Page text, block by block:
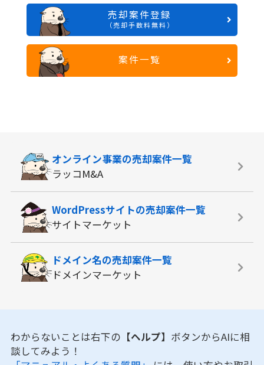
売却案件登録
（売却手数料無料）
案件一覧
オンライン事業の売却案件一覧
ラッコM&A
WordPressサイトの売却案件一覧
サイトマーケット
ドメイン名の売却案件一覧
ドメインマーケット
わからないことは右下の 【ヘルプ】 ボタンからAIに相
談してみよう！